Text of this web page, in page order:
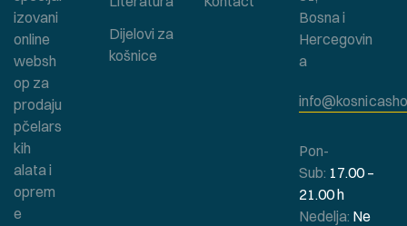
Dijelovi za
košnice
izovani
online
websh
op za
prodaju
pčelars
kih
alata i
oprem
e
Bosna i
Hercegovin
a
Pon-
Sub: 17.00 –
21.00 h
Nedelja: Ne